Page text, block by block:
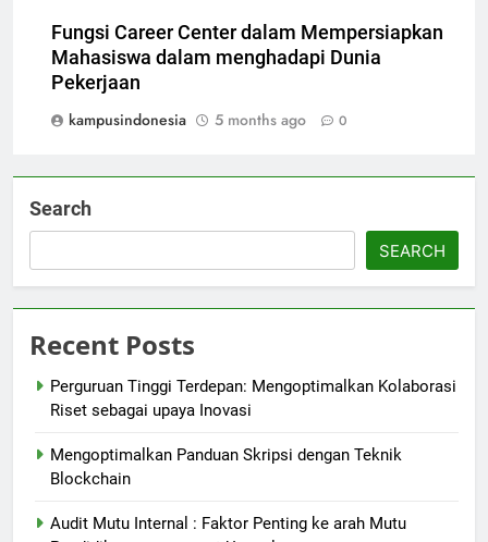
Fungsi Career Center dalam Mempersiapkan
Mahasiswa dalam menghadapi Dunia
Pekerjaan
kampusindonesia
5 months ago 0
Search
SEARCH
Recent Posts
Perguruan Tinggi Terdepan: Mengoptimalkan Kolaborasi
Riset sebagai upaya Inovasi
Mengoptimalkan Panduan Skripsi dengan Teknik
Blockchain
Audit Mutu Internal : Faktor Penting ke arah Mutu